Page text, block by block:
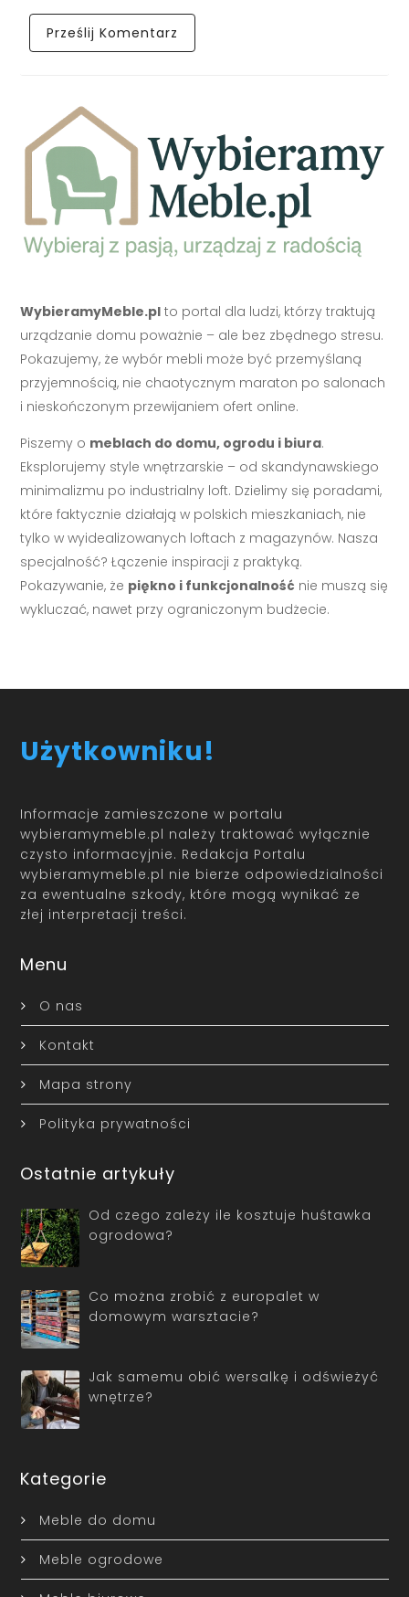
WybieramyMeble.pl to portal dla ludzi, którzy traktują
urządzanie domu poważnie – ale bez zbędnego stresu.
Pokazujemy, że wybór mebli może być przemyślaną
przyjemnością, nie chaotycznym maraton po salonach
i nieskończonym przewijaniem ofert online.
Piszemy o meblach do domu, ogrodu i biura.
Eksplorujemy style wnętrzarskie – od skandynawskiego
minimalizmu po industrialny loft. Dzielimy się poradami,
które faktycznie działają w polskich mieszkaniach, nie
tylko w wyidealizowanych loftach z magazynów. Nasza
specjalność? Łączenie inspiracji z praktyką.
Pokazywanie, że piękno i funkcjonalność nie muszą się
wykluczać, nawet przy ograniczonym budżecie.
Użytkowniku!
Informacje zamieszczone w portalu
wybieramymeble.pl należy traktować wyłącznie
czysto informacyjnie. Redakcja Portalu
wybieramymeble.pl nie bierze odpowiedzialności
za ewentualne szkody, które mogą wynikać ze
złej interpretacji treści.
Menu
O nas
Kontakt
Mapa strony
Polityka prywatności
Ostatnie artykuły
Od czego zależy ile kosztuje huśtawka
ogrodowa?
Co można zrobić z europalet w
domowym warsztacie?
Jak samemu obić wersalkę i odświeżyć
wnętrze?
Kategorie
Meble do domu
Meble ogrodowe